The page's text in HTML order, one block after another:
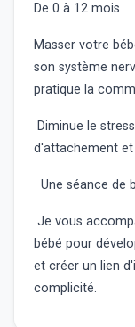
De 0 à 12 mois
Masser votre
son système
pratique la
Diminue le stress
d'attachement
Une séance de
Je vous
bébé pour
et créer un lien
complicité.